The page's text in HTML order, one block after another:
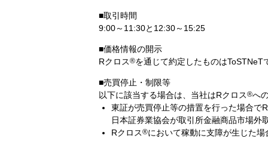
■取引時間
9:00～11:30と12:30～15:25
■価格情報の開示
Rクロス®を通じて約定したものは
■売買停止・制限等
以下に該当する場合は、当社はRクロス®へ
東証が売買停止等の措置を行った場合で
日本証券業協会が取引所金融商品市場外
Rクロス®において稼動に支障が生じた